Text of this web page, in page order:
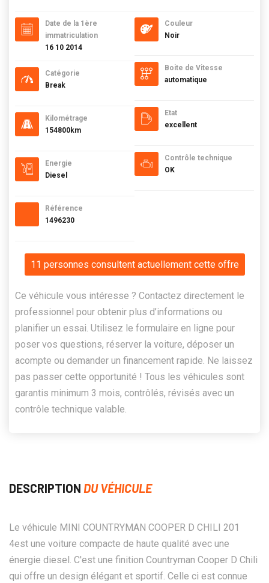
Date de la 1ère
immatriculation
16 10 2014
Catégorie
Break
Kilométrage
154800km
Energie
Diesel
Référence
1496230
Couleur
Noir
Boite de Vitesse
automatique
Etat
excellent
Contrôle technique
OK
11 personnes consultent actuellement cette offre
Ce véhicule vous intéresse ? Contactez directement le
professionnel pour obtenir plus d’informations ou
planifier un essai. Utilisez le formulaire en ligne pour
poser vos questions, réserver la voiture, déposer un
acompte ou demander un financement rapide. Ne laissez
pas passer cette opportunité ! Tous les véhicules sont
garantis minimum 3 mois, contrôlés, révisés avec un
contrôle technique valable.
DESCRIPTION DU VÉHICULE
Le véhicule MINI COUNTRYMAN COOPER D CHILI 201
4est une voiture compacte de haute qualité avec une
énergie diesel. C'est une finition Countryman Cooper D Chili
qui offre un design élégant et sportif. Celle ci est connue